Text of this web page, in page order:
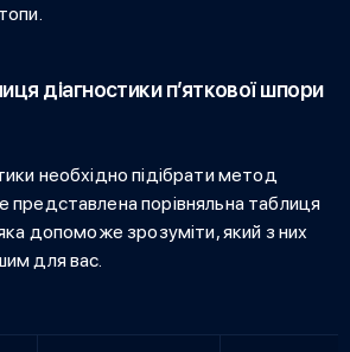
діагностики п’яткової шпори
необхідно підібрати метод
порівняльна таблиця
допоможе зрозуміти, який з них
для вас.